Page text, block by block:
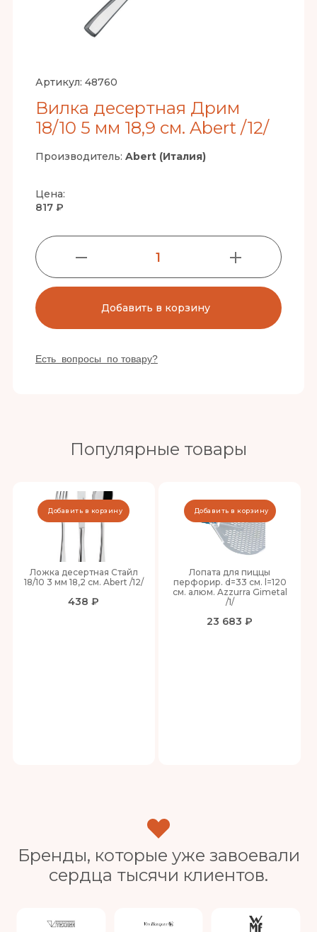
Артикул: 48760
Вилка десертная Дрим
18/10 5 мм 18,9 см. Abert /12/
Производитель: Abert (Италия)
Цена:
817 ₽
1
Добавить в корзину
Есть вопросы по товару?
Популярные товары
Ложка десертная Стайл
18/10 3 мм 18,2 см. Abert /12/
438 ₽
Добавить в корзину
Лопата для пиццы
перфорир. d=33 см. l=120
см. алюм. Azzurra Gimetal
/1/
23 683 ₽
Добавить в корзину
Бренды, которые уже завоевали
сердца тысячи клиентов.